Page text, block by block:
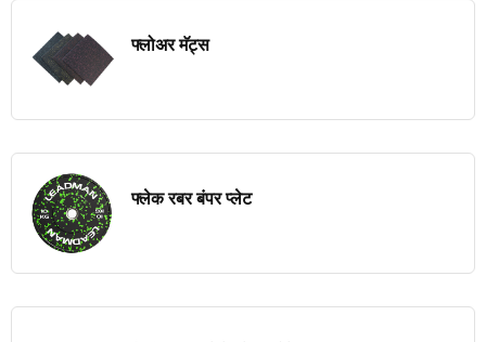
फ्लोअर मॅट्स
फ्लेक रबर बंपर प्लेट